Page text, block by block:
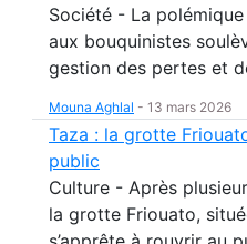
Société - La
aux bouquinistes
gestion des pertes et
Mouna Aghlal - 13 mars 2026
Taza : la grotte
public
Culture - Après
la grotte Friouato,